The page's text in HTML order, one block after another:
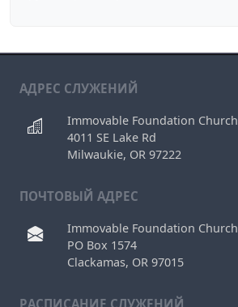
АДРЕС СЛУЖЕНИЙ
Immovable Foundation Church
4011 SE Lake Rd
Milwaukie, OR 97222
ПОЧТОВЫЙ АДРЕС
Immovable Foundation Church
PO Box 1574
Clackamas, OR 97015
РAСПИСАНИЕ СЛУЖЕНИЙ